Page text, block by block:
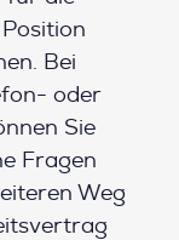
Bei
oder
Sie
Fragen
Weg